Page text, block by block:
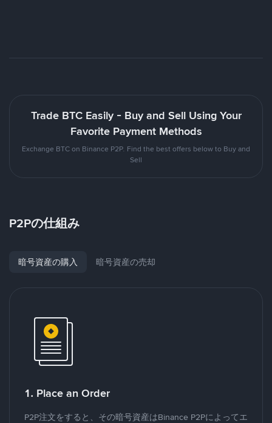
Trade BTC Easily - Buy and Sell Using Your
Favorite Payment Methods
Exchange BTC on Binance P2P. Find the best offers below to Buy and
Sell
P2Pの仕組み
暗号資産の購入 暗号資産の売却
1. Place an Order
P2P注文をすると、その暗号資産はBinance P2Pによってエ